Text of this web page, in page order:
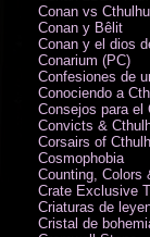
Conan vs Cthulhu
Conan y Bêlit
Conan y el dios
Conarium (PC)
Confesiones de
Conociendo a
Consejos para el
Convicts &
Corsairs of
Cosmophobia
Counting, Colors
Crate Exclusive
Criaturas de
Cristal de